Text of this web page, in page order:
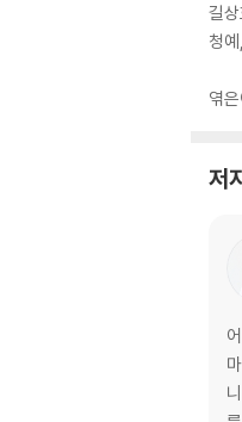
길상
청예
엮
저